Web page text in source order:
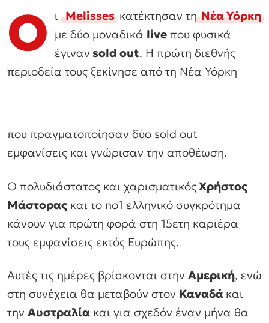
O ιMelissesκατέκτησαν τη Νέα Υόρκη
με δύο μοναδικά live που φυσικά
έγιναν sold out. H πρώτη διεθνής
περιοδεία τους ξεκίνησε από τη Νέα Υόρκη
που πραγματοποίησαν δύο sold out
εμφανίσεις και γνώρισαν την αποθέωση.
Ο πολυδιάστατος και χαρισματικόςΧρήστος
Μάστορας και το no1 ελληνικό συγκρότημα
κάνουν για πρώτη φορά στη 15ετη καριέρα
τους εμφανίσεις εκτός Ευρώπης.
Αυτές τις ημέρες βρίσκονται στην Αμερική, ενώ
στη συνέχεια θα μεταβούν στον Καναδά και
την Αυστραλία και για σχεδόν έναν μήνα θα